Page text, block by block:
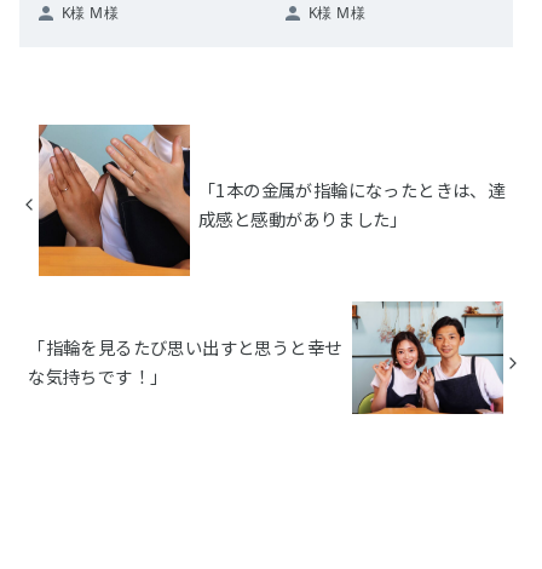
K様 M様
K様 M様
「1本の金属が指輪になったときは、達
成感と感動がありました」
「指輪を見るたび思い出すと思うと幸せ
な気持ちです！」